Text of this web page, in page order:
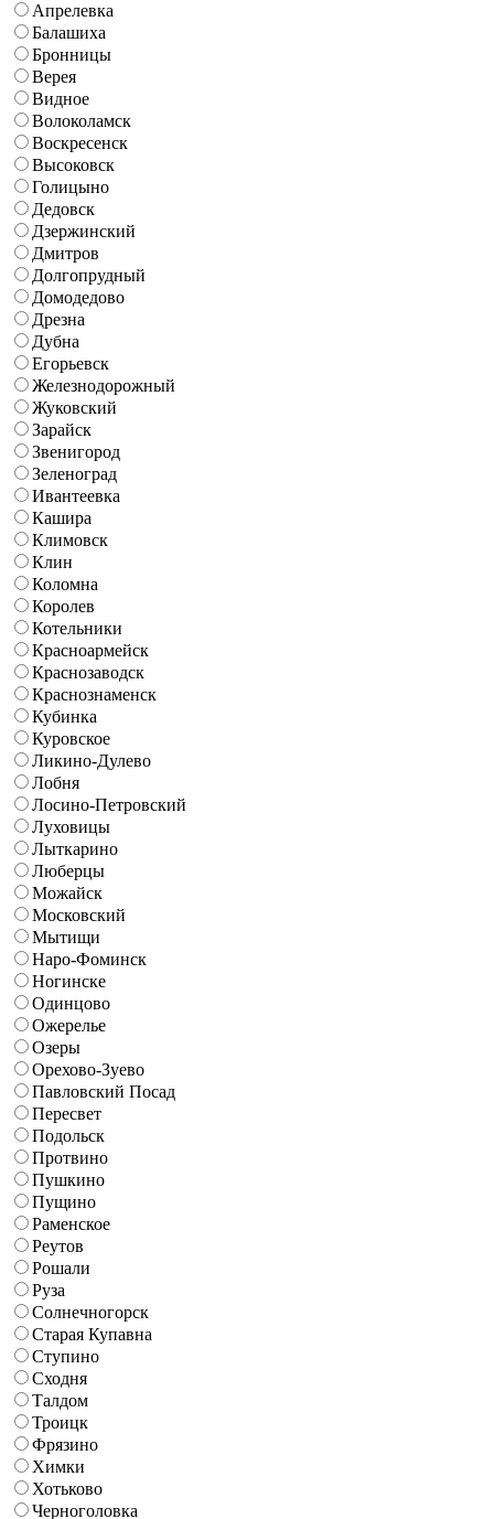
Апрелевка
Балашиха
Бронницы
Верея
Видное
Волоколамск
Воскресенск
Высоковск
Голицыно
Дедовск
Дзержинский
Дмитров
Долгопрудный
Домодедово
Дрезна
Дубна
Егорьевск
Железнодорожный
Жуковский
Зарайск
Звенигород
Зеленоград
Ивантеевка
Кашира
Климовск
Клин
Коломна
Королев
Котельники
Красноармейск
Краснозаводск
Краснознаменск
Кубинка
Куровское
Ликино-Дулево
Лобня
Лосино-Петровский
Луховицы
Лыткарино
Люберцы
Можайск
Московский
Мытищи
Наро-Фоминск
Ногинске
Одинцово
Ожерелье
Озеры
Орехово-Зуево
Павловский Посад
Пересвет
Подольск
Протвино
Пушкино
Пущино
Раменское
Реутов
Рошали
Руза
Солнечногорск
Старая Купавна
Ступино
Сходня
Талдом
Троицк
Фрязино
Химки
Хотьково
Черноголовка